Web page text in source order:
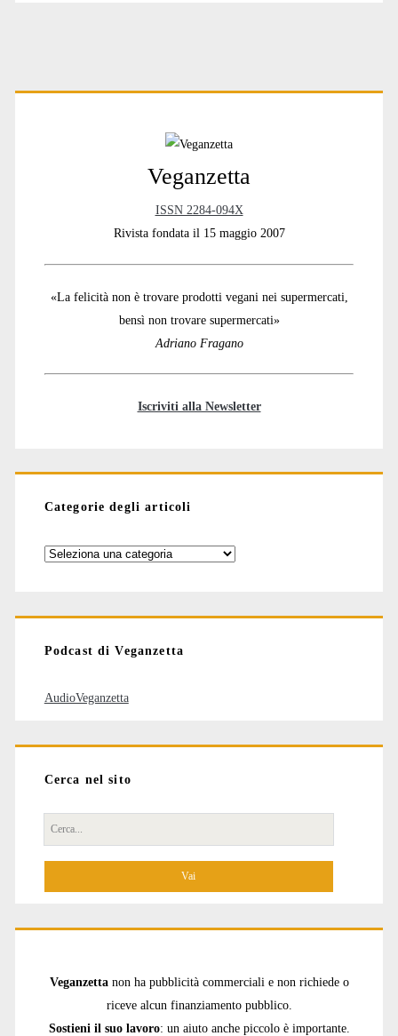
Primary
Veganzetta
ISSN 2284-094X
Rivista fondata il 15 maggio 2007
«La felicità non è trovare prodotti vegani nei supermercati,
bensì non trovare supermercati»
Adriano Fragano
Iscriviti alla Newsletter
Categorie degli articoli
Categorie
Podcast di Veganzetta
AudioVeganzetta
Cerca nel sito
Cerca
per:
Veganzetta non ha pubblicità commerciali e non richiede o
riceve alcun finanziamento pubblico.
Sostieni il suo lavoro: un aiuto anche piccolo è importante.